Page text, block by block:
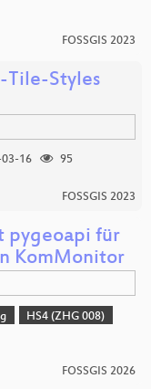
FOSSGIS 2023
Tile-Styles
16
95
FOSSGIS 2023
pygeoapi für
KomMonitor
HS4 (ZHG 008)
FOSSGIS 2026